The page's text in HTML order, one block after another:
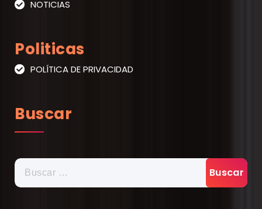
NOTICIAS
Politicas
POLÍTICA DE PRIVACIDAD
Buscar
BUSCAR: